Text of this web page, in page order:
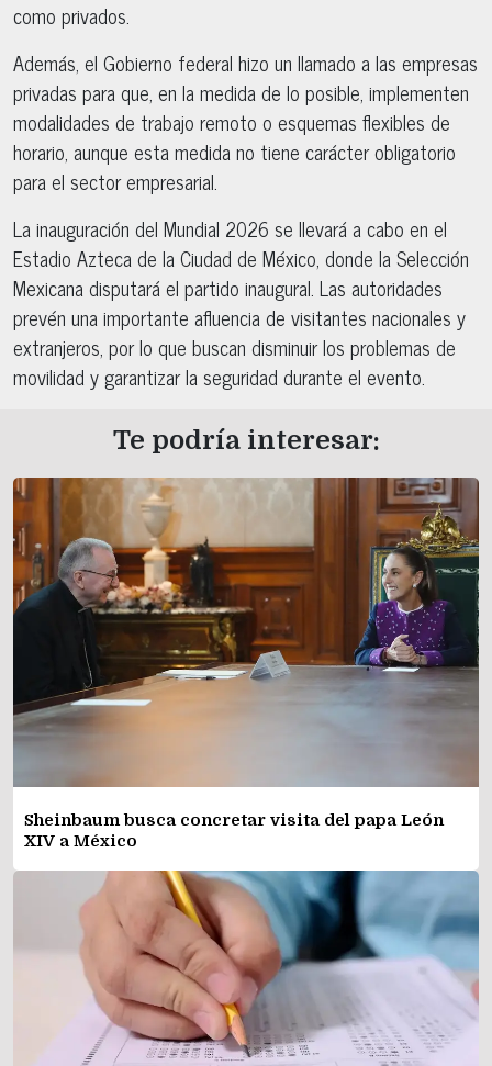
como privados.
Además, el Gobierno federal hizo un llamado a las empresas
privadas para que, en la medida de lo posible, implementen
modalidades de trabajo remoto o esquemas flexibles de
horario, aunque esta medida no tiene carácter obligatorio
para el sector empresarial.
La inauguración del Mundial 2026 se llevará a cabo en el
Estadio Azteca de la Ciudad de México, donde la Selección
Mexicana disputará el partido inaugural. Las autoridades
prevén una importante afluencia de visitantes nacionales y
extranjeros, por lo que buscan disminuir los problemas de
movilidad y garantizar la seguridad durante el evento.
Te podría interesar:
Sheinbaum busca concretar visita del papa León
XIV a México